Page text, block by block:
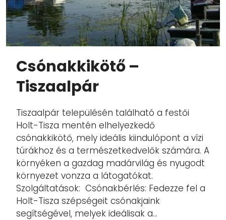
Csónakkikötő –
Tiszaalpár
Tiszaalpár településén található a festői
Holt-Tisza mentén elhelyezkedő
csónakkikötő, mely ideális kiindulópont a vízi
túrákhoz és a természetkedvelők számára. A
környéken a gazdag madárvilág és nyugodt
környezet vonzza a látogatókat.
Szolgáltatások: Csónakbérlés: Fedezze fel a
Holt-Tisza szépségeit csónakjaink
segítségével, melyek ideálisak a...